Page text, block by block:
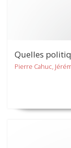
Quelles
Pierre Cahuc,